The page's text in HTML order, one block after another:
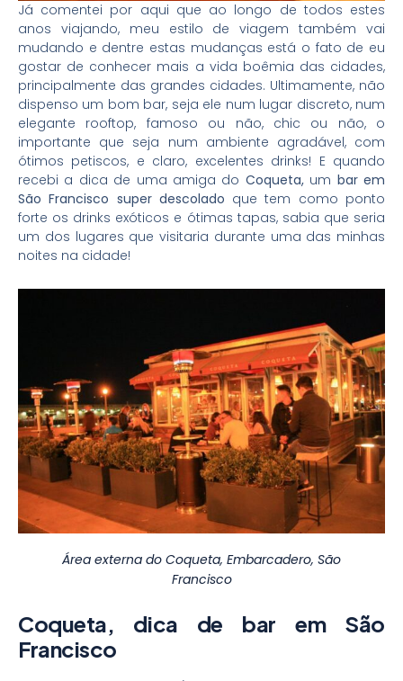
Já comentei por aqui que ao longo de todos estes
anos viajando, meu estilo de viagem também vai
mudando e dentre estas mudanças está o fato de eu
gostar de conhecer mais a vida boêmia das cidades,
principalmente das grandes cidades. Ultimamente, não
dispenso um bom bar, seja ele num lugar discreto, num
elegante rooftop, famoso ou não, chic ou não, o
importante que seja num ambiente agradável, com
ótimos petiscos, e claro, excelentes drinks! E quando
recebi a dica de uma amiga do Coqueta,um bar em
São Francisco super descolado que tem como ponto
forte os drinks exóticos e ótimas tapas, sabia que seria
um dos lugares que visitaria durante uma das minhas
noites na cidade!
Área externa do Coqueta, Embarcadero, São
Francisco
Coqueta, dica de bar em São
Francisco